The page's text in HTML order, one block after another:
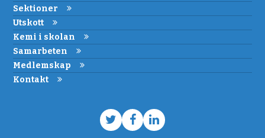
Sektioner
Utskott
Kemi i skolan
Samarbeten
Medlemskap
Kontakt
TwitterFacebook
LinkedIn